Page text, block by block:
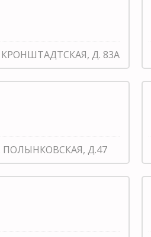
КРОНШТАДТСКАЯ, Д. 83А
ПОЛЫНКОВСКАЯ, Д.47